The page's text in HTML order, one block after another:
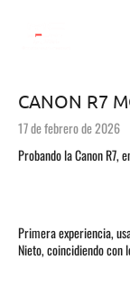
CANON R7
17 de febrero de 2026
Probando la Canon R7,
Primera experiencia,
Nieto, coincidiendo con